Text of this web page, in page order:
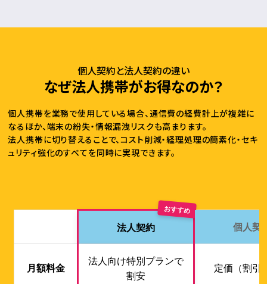
個人契約と法人契約の違い
なぜ法人携帯がお得なのか？
個人携帯を業務で使用している場合、通信費の経費計上が複雑に
なるほか、端末の紛失・情報漏洩リスクも高まります。
法人携帯に切り替えることで、コスト削減・経理処理の簡素化・セキ
ュリティ強化のすべてを同時に実現できます。
おすすめ
法人契約 個人契
月額料金
法人向け特別プランで
割安
定価（割引